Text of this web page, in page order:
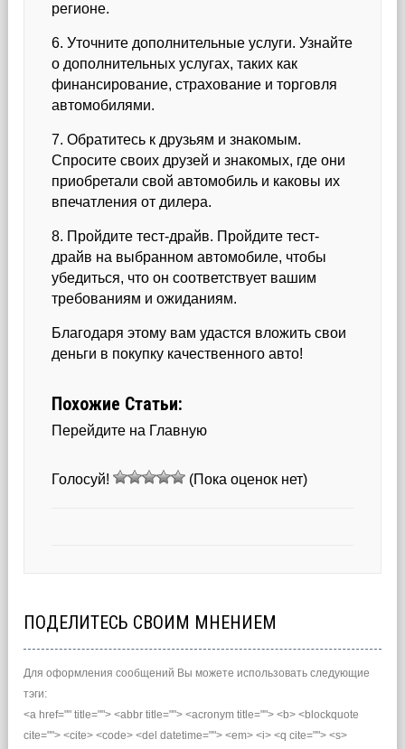
регионе.
6. Уточните дополнительные услуги. Узнайте
о дополнительных услугах, таких как
финансирование, страхование и торговля
автомобилями.
7. Обратитесь к друзьям и знакомым.
Спросите своих друзей и знакомых, где они
приобретали свой автомобиль и каковы их
впечатления от дилера.
8. Пройдите тест-драйв. Пройдите тест-
драйв на выбранном автомобиле, чтобы
убедиться, что он соответствует вашим
требованиям и ожиданиям.
Благодаря этому вам удастся вложить свои
деньги в покупку качественного авто!
Похожие Статьи:
Перейдите на Главную
Голосуй! (Пока оценок нет)
ПОДЕЛИТЕСЬ СВОИМ МНЕНИЕМ
Для оформления сообщений Вы можете использовать следующие
тэги:
<a href="" title=""> <abbr title=""> <acronym title=""> <b> <blockquote
cite=""> <cite> <code> <del datetime=""> <em> <i> <q cite=""> <s>